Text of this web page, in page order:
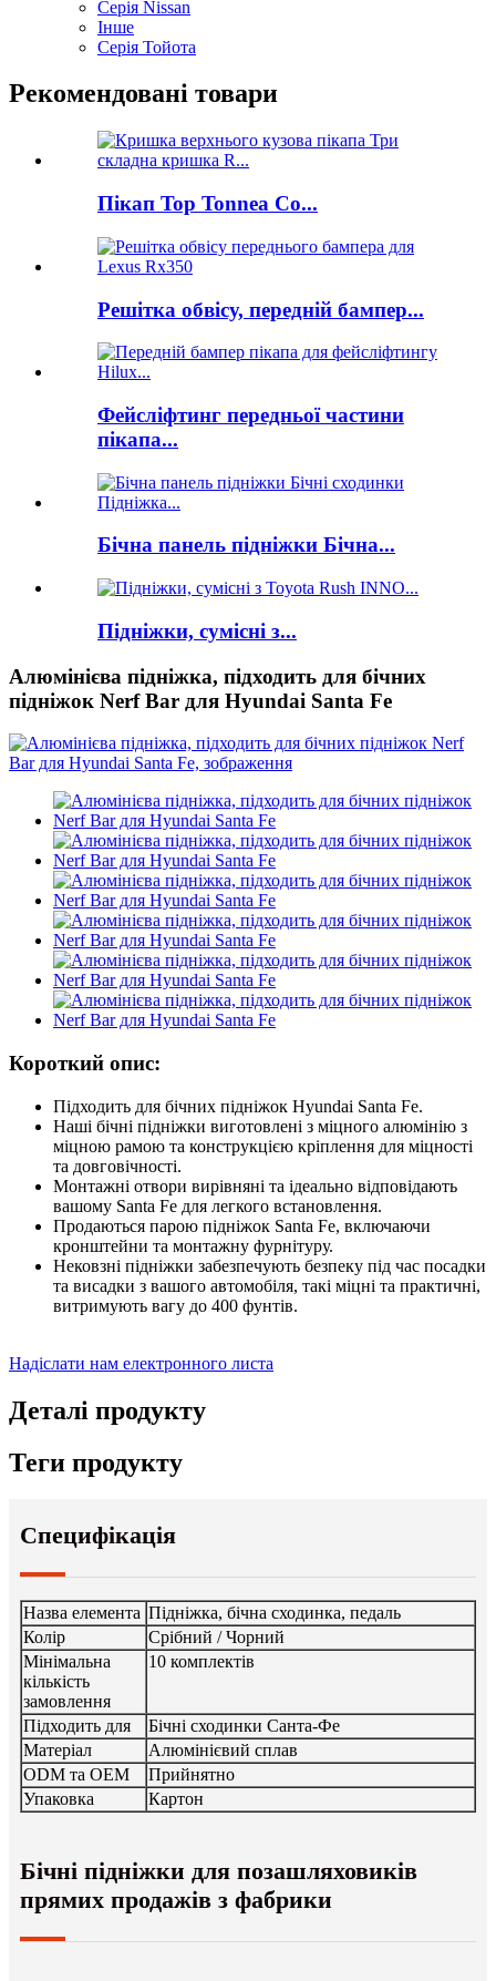
Серія Nissan
Інше
Серія Тойота
Рекомендовані товари
Пікап Top Tonnea Co...
Решітка обвісу, передній бампер...
Фейсліфтинг передньої частини
пікапа...
Бічна панель підніжки Бічна...
Підніжки, сумісні з...
Алюмінієва підніжка, підходить для бічних
підніжок Nerf Bar для Hyundai Santa Fe
Короткий опис:
Підходить для бічних підніжок Hyundai Santa Fe.
Наші бічні підніжки виготовлені з міцного алюмінію з
міцною рамою та конструкцією кріплення для міцності
та довговічності.
Монтажні отвори вирівняні та ідеально відповідають
вашому Santa Fe для легкого встановлення.
Продаються парою підніжок Santa Fe, включаючи
кронштейни та монтажну фурнітуру.
Нековзні підніжки забезпечують безпеку під час посадки
та висадки з вашого автомобіля, такі міцні та практичні,
витримують вагу до 400 фунтів.
Надіслати нам електронного листа
Деталі продукту
Теги продукту
Специфікація
Назва елемента Підніжка, бічна сходинка, педаль
Колір
Срібний / Чорний
Мінімальна
кількість
замовлення
10 комплектів
Підходить для
Бічні сходинки Санта-Фе
Матеріал
Алюмінієвий сплав
ODM та OEM
Прийнятно
Упаковка
Картон
Бічні підніжки для позашляховиків
прямих продажів з фабрики